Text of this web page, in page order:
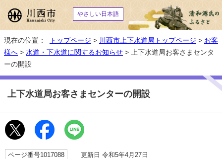
やさしい日本語
現在の位置： トップページ > 川西市上下水道局トップページ > お客
様へ > 水道・下水道に関するお知らせ > 上下水道局お客さまセンタ
ーの開設
上下水道局お客さまセンターの開設
ページ番号1017088 更新日 令和5年4月27日